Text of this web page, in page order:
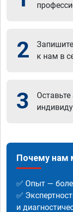
2
к нам в
3
Почему нам
✅ Опыт —
✅
и